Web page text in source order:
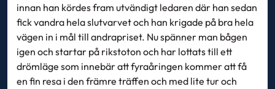
innan han kördes fram utvändigt ledaren där han sedan
fick vandra hela slutvarvet och han krigade på bra hela
vägen in i mål till andrapriset. Nu spänner man bågen
igen och startar på rikstoton och har lottats till ett
drömläge som innebär att fyraåringen kommer att få
en fin resa i den främre träffen och med lite tur och